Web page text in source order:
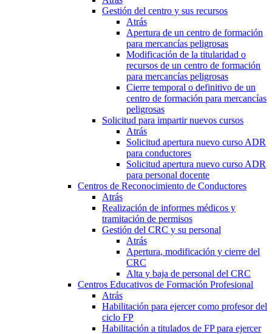
Gestión del centro y sus recursos
Atrás
Apertura de un centro de formación
para mercancías peligrosas
Modificación de la titularidad o
recursos de un centro de formación
para mercancías peligrosas
Cierre temporal o definitivo de un
centro de formación para mercancías
peligrosas
Solicitud para impartir nuevos cursos
Atrás
Solicitud apertura nuevo curso ADR
para conductores
Solicitud apertura nuevo curso ADR
para personal docente
Centros de Reconocimiento de Conductores
Atrás
Realización de informes médicos y
tramitación de permisos
Gestión del CRC y su personal
Atrás
Apertura, modificación y cierre del
CRC
Alta y baja de personal del CRC
Centros Educativos de Formación Profesional
Atrás
Habilitación para ejercer como profesor del
ciclo FP
Habilitación a titulados de FP para ejercer